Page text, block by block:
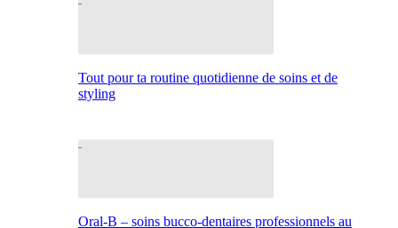
Tout pour ta routine quotidienne de soins et de
styling
Oral-B – soins bucco-dentaires professionnels au